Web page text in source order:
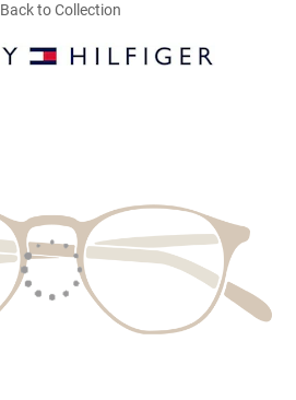
Back to Collection